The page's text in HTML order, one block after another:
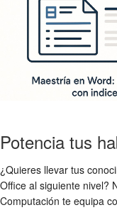
Potencia tus
¿Quieres llevar tus
Office al siguiente nivel?
Computación te equipa